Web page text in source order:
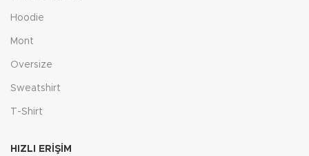
Hoodie
Mont
Oversize
Sweatshirt
T-Shirt
HIZLI ERIŞIM